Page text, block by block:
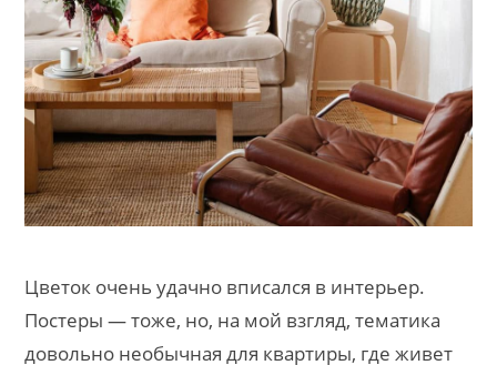
Цветок очень удачно вписался в интерьер.
Постеры — тоже, но, на мой взгляд, тематика
довольно необычная для квартиры, где живет